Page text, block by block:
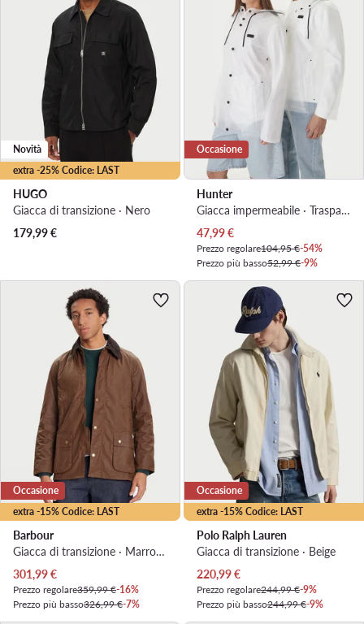
extra -25% Codice: LAST
Novità
HUGO
Giacca di transizione · Nero
179,99€
Occasione
Hunter
Giacca impermeabile · Trasparente
Prezzo attuale
47,99€
Prezzo regolare104,95 €-54%
Prezzo più basso52,99 €-9%
extra -15% Codice: LAST
Occasione
Barbour
Giacca di transizione · Marrone
Prezzo attuale
301,99€
Prezzo regolare359,99 €-16%
Prezzo più basso326,99 €-7%
extra -15% Codice: LAST
Occasione
Polo Ralph Lauren
Giacca di transizione · Beige
Prezzo attuale
220,99€
Prezzo regolare244,99 €-9%
Prezzo più basso244,99 €-9%